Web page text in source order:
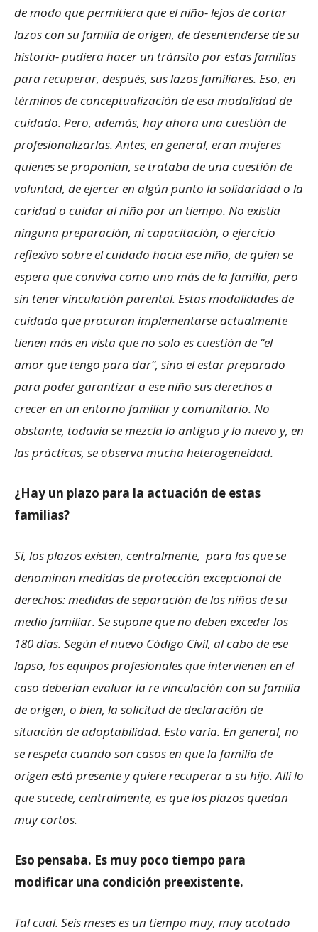
de modo que permitiera que el niño- lejos de cortar
lazos con su familia de origen, de desentenderse de su
historia- pudiera hacer un tránsito por estas familias
para recuperar, después, sus lazos familiares. Eso, en
términos de conceptualización de esa modalidad de
cuidado. Pero, además, hay ahora una cuestión de
profesionalizarlas. Antes, en general, eran mujeres
quienes se proponían, se trataba de una cuestión de
voluntad, de ejercer en algún punto la solidaridad o la
caridad o cuidar al niño por un tiempo. No existía
ninguna preparación, ni capacitación, o ejercicio
reflexivo sobre el cuidado hacia ese niño, de quien se
espera que conviva como uno más de la familia, pero
sin tener vinculación parental. Estas modalidades de
cuidado que procuran implementarse actualmente
tienen más en vista que no solo es cuestión de “el
amor que tengo para dar”, sino el estar preparado
para poder garantizar a ese niño sus derechos a
crecer en un entorno familiar y comunitario. No
obstante, todavía se mezcla lo antiguo y lo nuevo y, en
las prácticas, se observa mucha heterogeneidad.
¿Hay un plazo para la actuación de estas
familias?
Sí, los plazos existen, centralmente, para las que se
denominan medidas de protección excepcional de
derechos: medidas de separación de los niños de su
medio familiar. Se supone que no deben exceder los
180 días. Según el nuevo Código Civil, al cabo de ese
lapso, los equipos profesionales que intervienen en el
caso deberían evaluar la re vinculación con su familia
de origen, o bien, la solicitud de declaración de
situación de adoptabilidad. Esto varía. En general, no
se respeta cuando son casos en que la familia de
origen está presente y quiere recuperar a su hijo. Allí lo
que sucede, centralmente, es que los plazos quedan
muy cortos.
Eso pensaba. Es muy poco tiempo para
modificar una condición preexistente.
Tal cual. Seis meses es un tiempo muy, muy acotado